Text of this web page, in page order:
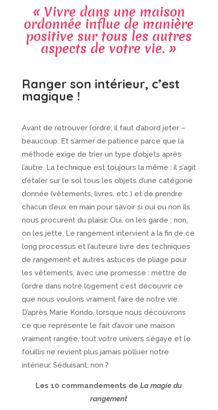
« Vivre dans une maison
ordonnée influe de manière
positive sur tous les autres
aspects de votre vie. »
Ranger son intérieur, c’est
magique !
Avant de retrouver l’ordre, il faut d’abord jeter –
beaucoup. Et s’armer de patience parce que la
méthode exige de trier un type d’objets après
l’autre. La technique est toujours la même : il s’agit
d’étaler sur le sol tous les objets d’une catégorie
donnée (vêtements, livres, etc.) et de prendre
chacun d’eux en main pour savoir si oui ou non ils
nous procurent du plaisir. Oui, on les garde ; non,
on les jette. Le rangement intervient à la fin de ce
long processus et l’auteure livre des techniques
de rangement et autres astuces de pliage pour
les vêtements, avec une promesse : mettre de
l’ordre dans notre logement c’est découvrir ce
que nous voulons vraiment faire de notre vie.
D’après Marie Kondo, lorsque nous découvrons
ce que représente le fait d’avoir une maison
vraiment rangée, tout votre univers s’égaye et le
fouillis ne revient plus jamais polluer notre
intérieur. Séduisant, non ?
Les 10 commandements deLa magie du
rangement